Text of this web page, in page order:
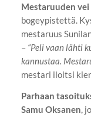
Mestaruuden
bogeypistettä.
mestaruus
– “Peli vaan lähti
kannustaa.
mestari iloitsi
Parhaan
Samu Oksanen ,